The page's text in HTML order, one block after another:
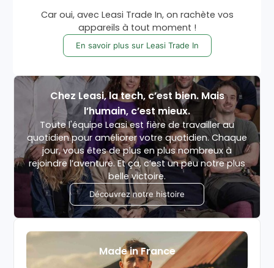
Car oui, avec Leasi Trade In, on rachète vos
appareils à tout moment !
En savoir plus sur Leasi Trade In
Chez Leasi, la tech, c’est bien. Mais
l’humain, c’est mieux.
Toute l'équipe Leasi est fière de travailler au
quotidien pour améliorer votre quotidien. Chaque
jour, vous êtes de plus en plus nombreux à
rejoindre l’aventure. Et ça, c’est un peu notre plus
belle victoire.
Découvrez notre histoire
Made in France